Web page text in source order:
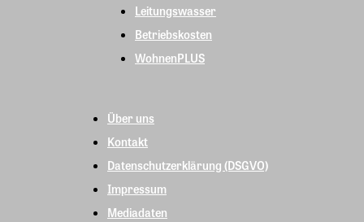
Leitungswasser
Betriebskosten
WohnenPLUS
Über uns
Kontakt
Datenschutzerklärung (DSGVO)
Impressum
Mediadaten